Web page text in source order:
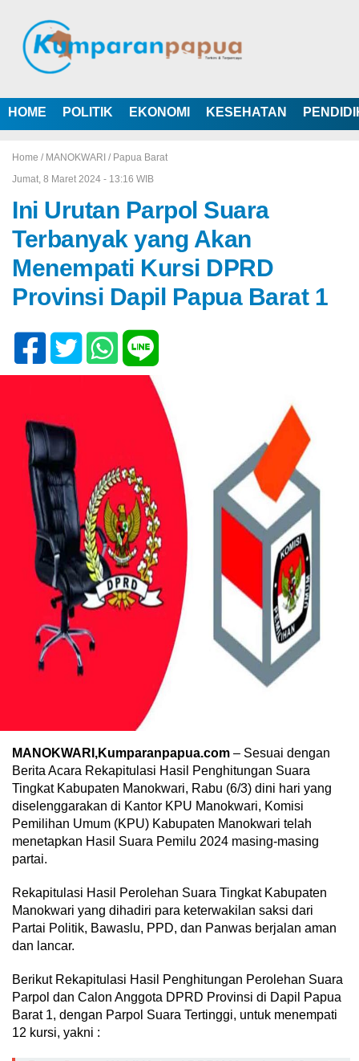
HOME POLITIK EKONOMI KESEHATAN
Home / MANOKWARI / Papua Barat
Jumat, 8 Maret 2024 - 13:16 WIB
Ini Urutan Parpol Suara
Terbanyak yang Akan
Menempati Kursi DPRD
Provinsi Dapil Papua Barat 1
MANOKWARI,Kumparanpapua.com – Sesuai dengan
Berita Acara Rekapitulasi Hasil Penghitungan Suara
Tingkat Kabupaten Manokwari, Rabu (6/3) dini hari yang
diselenggarakan di Kantor KPU Manokwari, Komisi
Pemilihan Umum (KPU) Kabupaten Manokwari telah
menetapkan Hasil Suara Pemilu 2024 masing-masing
partai.
Rekapitulasi Hasil Perolehan Suara Tingkat Kabupaten
Manokwari yang dihadiri para keterwakilan saksi dari
Partai Politik, Bawaslu, PPD, dan Panwas berjalan aman
dan lancar.
Berikut Rekapitulasi Hasil Penghitungan Perolehan Suara
Parpol dan Calon Anggota DPRD Provinsi di Dapil Papua
Barat 1, dengan Parpol Suara Tertinggi, untuk menempati
12 kursi, yakni :